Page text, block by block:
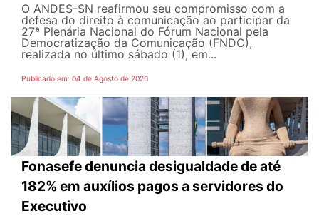
O ANDES-SN reafirmou seu compromisso com a
defesa do direito à comunicação ao participar da
27ª Plenária Nacional do Fórum Nacional pela
Democratização da Comunicação (FNDC),
realizada no último sábado (1), em...
Publicado em: 04 de Agosto de 2026
Fonasefe denuncia desigualdade de até
182% em auxílios pagos a servidores do
Executivo